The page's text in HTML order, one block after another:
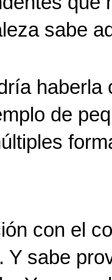
sabe
de
con el
Y sabe